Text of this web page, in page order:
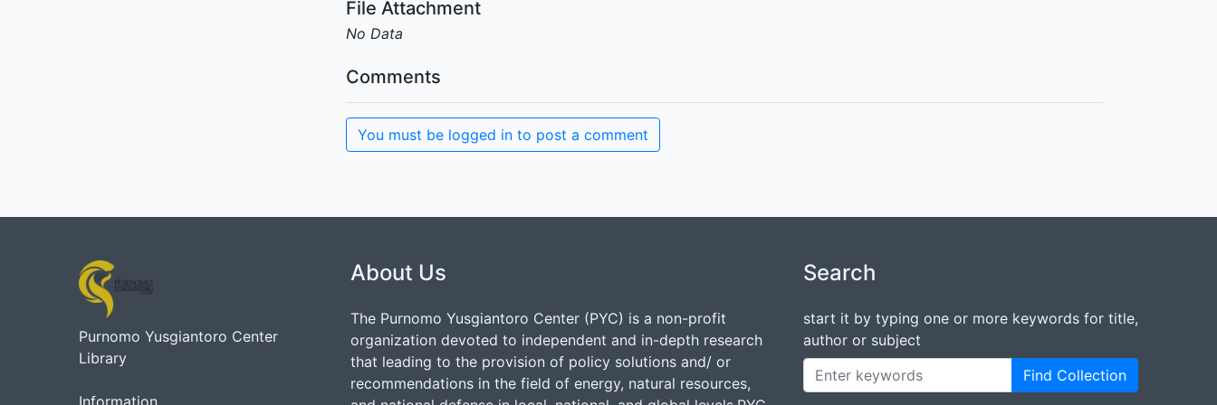
File Attachment
No Data
Comments
You must be logged in to post a comment
Purnomo Yusgiantoro Center
Library
Information
About Us
The Purnomo Yusgiantoro Center (PYC) is a non-profit
organization devoted to independent and in-depth research
that leading to the provision of policy solutions and/ or
recommendations in the field of energy, natural resources,
Search
start it by typing one or more keywords for title,
author or subject
Find Collection